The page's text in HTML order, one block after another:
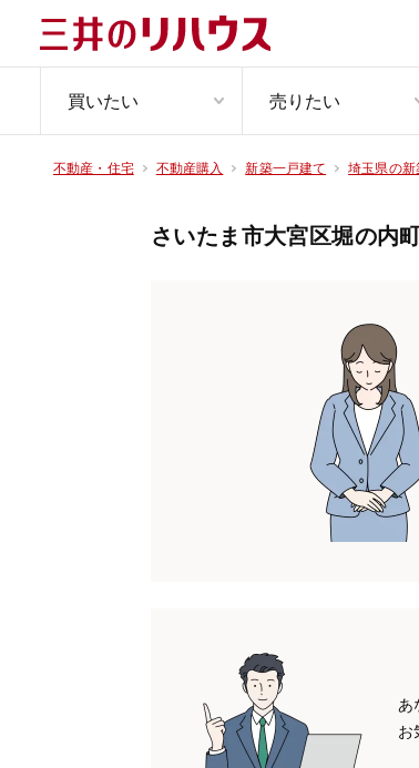
買いたい 売りたい
不動産・住宅 不動産購入 新築一戸建て 埼玉県の新
さいたま市大宮区堀の内
あ
お